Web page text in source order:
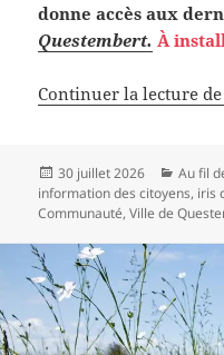
donne accès aux
Questembert. À
Continuer la lecture de
Publié
le
30 juillet 2026 Au fil
information des citoyens, iris
Communauté,Ville de